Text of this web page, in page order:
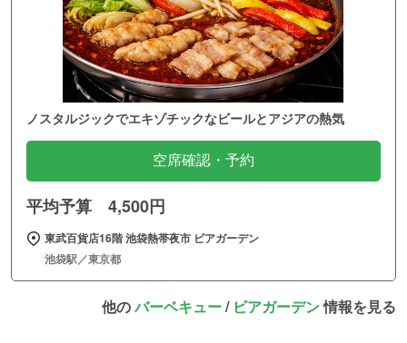
ノスタルジックでエキゾチックなビールとアジアの熱気
空席確認・予約
平均予算 4,500円
東武百貨店16階 池袋熱帯夜市 ビアガーデン
池袋駅／東京都
他のバーベキュー/ ビアガーデン情報を見る